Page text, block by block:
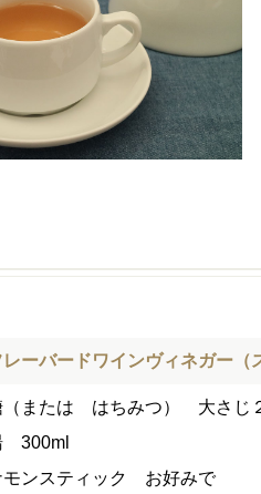
レーバードワインヴィネガー
（または はちみつ） 大さじ
300ml
モンスティック お好みで